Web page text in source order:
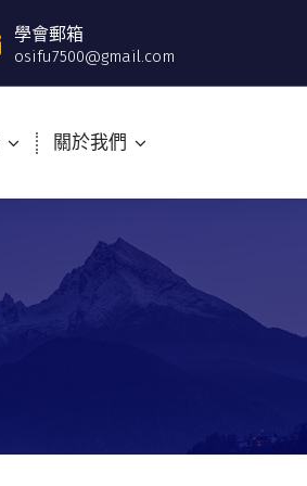
學會郵箱
osifu7500@gmail.com
關於我們